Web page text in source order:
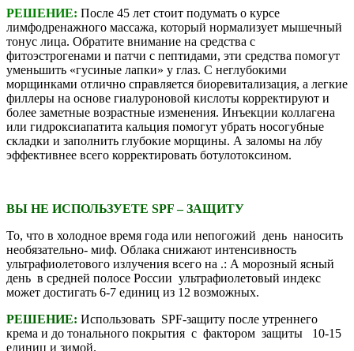
РЕШЕНИЕ: После 45 лет стоит подумать о курсе
лимфодренажного массажа, который нормализует мышечный
тонус лица. Обратите внимание на средства с
фитоэстрогенами и патчи с пептидами, эти средства помогут
уменьшить «гусиные лапки» у глаз. С неглубокими
морщинками отлично справляется биоревитализация, а легкие
филлеры на основе гиалуроновой кислоты корректируют и
более заметные возрастные изменения. Инъекции коллагена
или гидроксиапатита кальция помогут убрать носогубные
складки и заполнить глубокие морщины. А заломы на лбу
эффективнее всего корректировать ботулотоксином.
ВЫ НЕ ИСПОЛЬЗУЕТЕ SPF – ЗАЩИТУ
То, что в холодное время года или непогожий день наносить
необязательно- миф. Облака снижают интенсивность
ультрафиолетового излучения всего на .: А морозный ясный
день в средней полосе России ультрафиолетовый индекс
может достигать 6-7 единиц из 12 возможных.
РЕШЕНИЕ: Использовать SPF-защиту после утреннего
крема и до тонального покрытия с фактором защиты 10-15
единиц и зимой.